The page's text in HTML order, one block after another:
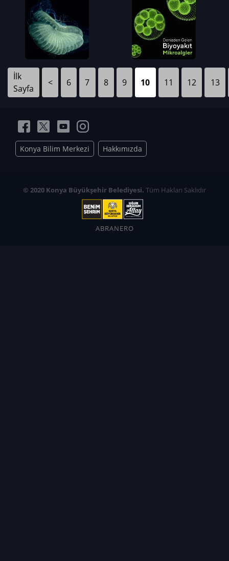
İlk
Sayfa
< 6 7 8 9 10 11 12 13
Konya Bilim Merkezi Hakkımızda
© 2020 Konya Büyükşehir Belediyesi. Tüm Hakları Saklıdır
ABRANERO